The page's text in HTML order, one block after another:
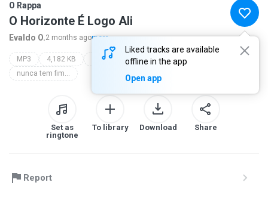
Liked tracks are available
offline in the app
Open app
O Rappa
O Horizonte É Logo Ali
Evaldo O.2 months agomore...
MP3 4,182 KB Hip Hop/Rock/Reggae/Latin/Funk / Soul/Pop
o rappa
nunca tem fim...
Set as
ringtone
To library Download Share
Report